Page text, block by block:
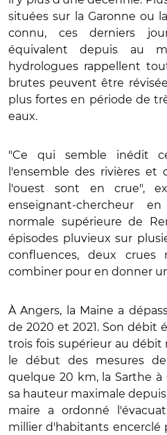
situées sur la Garonne ou
connu, ces derniers
équivalent depuis au
hydrologues rappellent
brutes peuvent être
plus fortes en période de
eaux.
"Ce qui semble inédit
l'ensemble des rivières et
l'ouest sont en crue",
enseignant-chercheur
normale supérieure de
épisodes pluvieux sur
confluences, deux crues
combiner pour en donner
À Angers, la Maine a
de 2020 et 2021. Son débit
trois fois supérieur au
le début des mesures
quelque 20 km, la Sarthe à
sa hauteur maximale
maire a ordonné
millier d'habitants encerclé